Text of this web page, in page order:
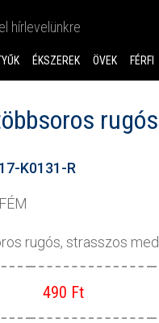
hírlevelünkre
ÉKSZEREK ÖVEK FÉRFI
K0131-R
rugós, strasszos
490 Ft